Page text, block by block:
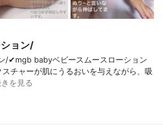
ョン/
/✔︎mgb babyベビースムースローション
チャーが肌にうるおいを与えながら、吸
を見る